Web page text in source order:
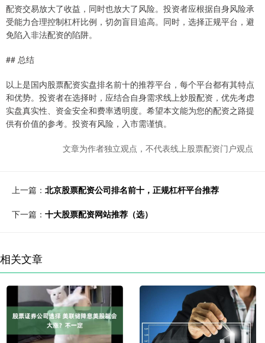
配资交易放大了收益，同时也放大了风险。投资者应根据自身风险承
受能力合理控制杠杆比例，切勿盲目追高。同时，选择正规平台，避
免陷入非法配资的陷阱。
## 总结
以上是国内股票配资实盘排名前十的推荐平台，每个平台都有其特点
和优势。投资者在选择时，应结合自身需求线上炒股配资，优先考虑
实盘真实性、资金安全和费率透明度。希望本文能为您的配资之路提
供有价值的参考。投资有风险，入市需谨慎。
文章为作者独立观点，不代表线上股票配资门户观点
上一篇： 北京股票配资公司排名前十，正规杠杆平台推荐
下一篇： 十大股票配资网站推荐（选）
相关文章